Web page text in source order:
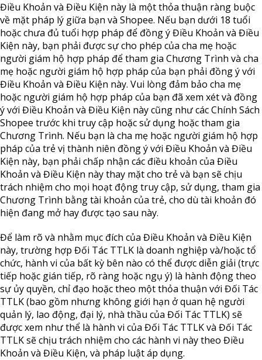
Điều Khoản và Điều Kiện này là một thỏa thuận ràng buộc
về mặt pháp lý giữa bạn và Shopee. Nếu bạn dưới 18 tuổi
hoặc chưa đủ tuổi hợp pháp để đồng ý Điều Khoản và Điều
Kiện này, bạn phải được sự cho phép của cha mẹ hoặc
người giám hộ hợp pháp để tham gia Chương Trình và cha
mẹ hoặc người giám hộ hợp pháp của bạn phải đồng ý với
Điều Khoản và Điều Kiện này. Vui lòng đảm bảo cha mẹ
hoặc người giám hộ hợp pháp của bạn đã xem xét và đồng
ý với Điều Khoản và Điều Kiện này cũng như các Chính Sách
Shopee trước khi truy cập hoặc sử dụng hoặc tham gia
Chương Trình. Nếu bạn là cha mẹ hoặc người giám hộ hợp
pháp của trẻ vị thành niên đồng ý với Điều Khoản và Điều
Kiện này, bạn phải chấp nhận các điều khoản của Điều
Khoản và Điều Kiện này thay mặt cho trẻ và bạn sẽ chịu
trách nhiệm cho mọi hoạt động truy cập, sử dụng, tham gia
Chương Trình bằng tài khoản của trẻ, cho dù tài khoản đó
hiện đang mở hay được tạo sau này.
Để làm rõ và nhằm mục đích của Điều Khoản và Điều Kiện
này, trường hợp Đối Tác TTLK là doanh nghiệp và/hoặc tổ
chức, hành vi của bất kỳ bên nào có thể được diễn giải (trực
tiếp hoặc gián tiếp, rõ ràng hoặc ngụ ý) là hành động theo
sự ủy quyền, chỉ đạo hoặc theo một thỏa thuận với Đối Tác
TTLK (bao gồm nhưng không giới hạn ở quan hệ người
quản lý, lao động, đại lý, nhà thầu của Đối Tác TTLK) sẽ
được xem như thể là hành vi của Đối Tác TTLK và Đối Tác
TTLK sẽ chịu trách nhiệm cho các hành vi này theo Điều
Khoản và Điều Kiện, và pháp luật áp dụng.